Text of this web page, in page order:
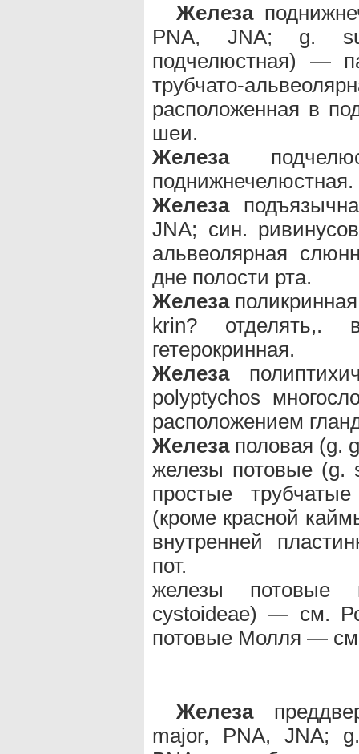
Железа
PNA, JNA; g.
подчелюстная) —
трубчато-
расположенная в
шеи.
Железа
поднижнечелюстная.
Железа
JNA; син.
альвеолярная
дне полости рта.
Железа
krin?
гетерокринная.
Железа
polyptychos
расположением
Железаполовая (g.
железы потовые (g.
простые
(кроме красной
внутренней
пот.
железы потовые
cystoideae) — см.
потовые Молля —
Железа
major, PNA, JNA;